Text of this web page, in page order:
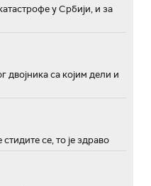
у Србији, и за
двојника са којим дели и
се, то је здраво